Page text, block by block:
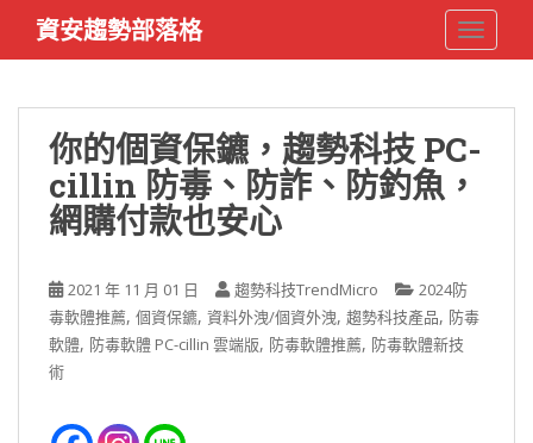
i
資安趨勢部落格
你的個資保鑣，趨勢科技 PC-
cillin 防毒、防詐、防釣魚，
網購付款也安心
2021 年 11 月 01 日 趨勢科技TrendMicro
2024防
毒軟體推薦, 個資保鑣, 資料外洩/個資外洩, 趨勢科技產品, 防毒
軟體, 防毒軟體 PC-cillin 雲端版, 防毒軟體推薦, 防毒軟體新技
術